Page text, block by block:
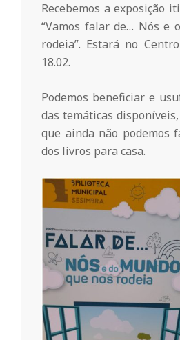
Recebemos a exposição
“Vamos falar de… Nós e
rodeia”. Estará no
18.02.
Podemos beneficiar e
das temáticas
que ainda não podemos
dos livros para casa.